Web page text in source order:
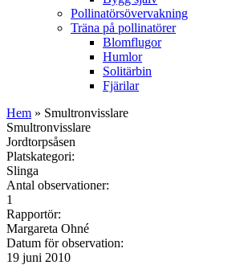
Pollinatörsövervakning
Träna på pollinatörer
Blomflugor
Humlor
Solitärbin
Fjärilar
Hem » Smultronvisslare
Smultronvisslare
Jordtorpsåsen
Platskategori:
Slinga
Antal observationer:
1
Rapportör:
Margareta Ohné
Datum för observation:
19 juni 2010